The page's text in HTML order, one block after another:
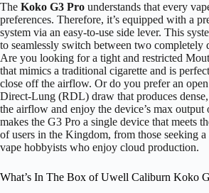
The Koko G3 Pro understands that every
preferences. Therefore, it’s equipped with a
system via an easy-to-use side lever. This
to seamlessly switch between two completely
Are you looking for a tight and restricted
that mimics a traditional cigarette and is
close off the airflow. Or do you prefer an
Direct-Lung (RDL) draw that produces
the airflow and enjoy the device’s max output
makes the G3 Pro a single device that meets
of users in the Kingdom, from those seeking
vape hobbyists who enjoy cloud production.
What’s In The Box of Uwell Caliburn Koko